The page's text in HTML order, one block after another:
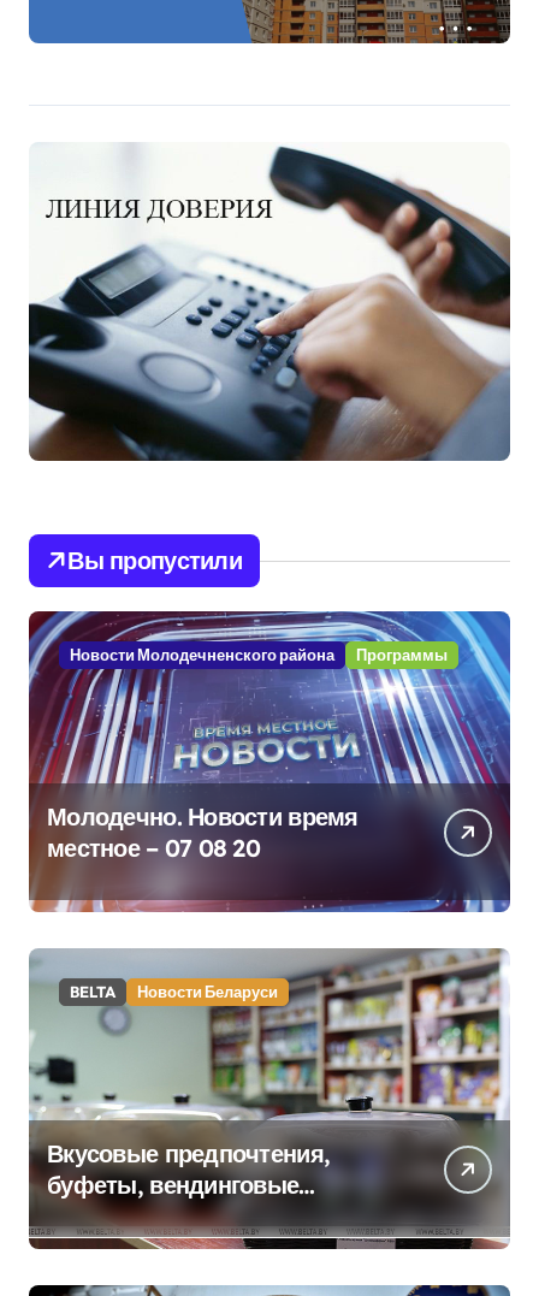
Вы пропустили
Новости Молодечненского района Программы
Молодечно. Новости время
местное – 07 08 20
BELTA Новости Беларуси
Вкусовые предпочтения,
буфеты, вендинговые
аппараты. Минобразования об
изменениях в школьном
питании